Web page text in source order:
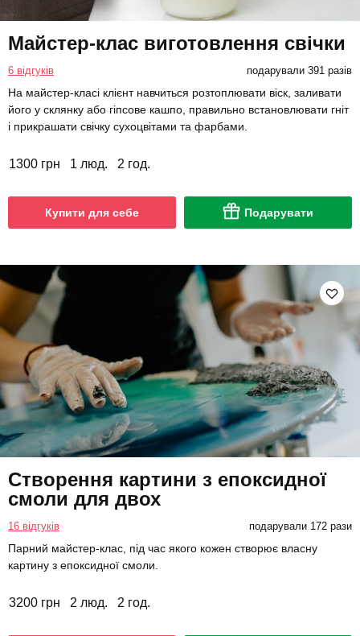
Майстер-клас виготовлення свічки
6 відгуків подарували 391 разів
На майстер-класі клієнт навчиться розтоплювати віск, заливати
його у склянку або гіпсове кашпо, правильно встановлювати гніт
і прикрашати свічку сухоцвітами та фарбами.
1300 грн 1 люд. 2 год.
Купити для себе Подарувати
Створення картини з епоксидної
смоли для двох
16 відгуків подарували 172 рази
Парний майстер-клас, під час якого кожен створює власну
картину з епоксидної смоли.
3200 грн 2 люд. 2 год.